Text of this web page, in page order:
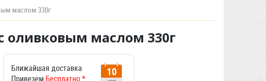
маслом 330г
маслом 330г
Ближайшая доставка
Привезем Бесплатно*
10